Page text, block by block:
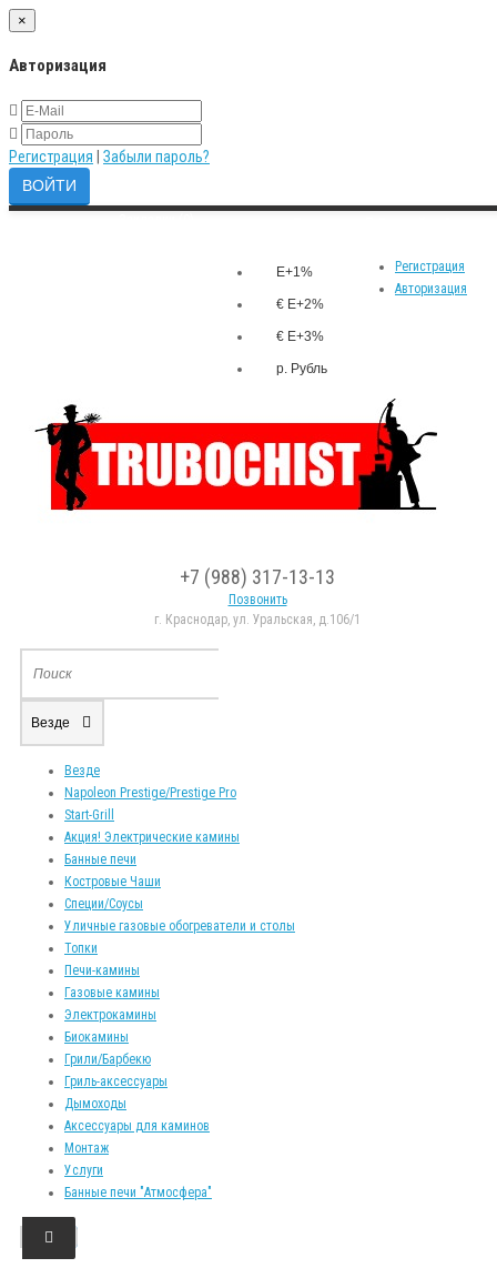
×
Авторизация
Регистрация Забыли пароль?
Регистрация
Авторизация
E+1%
€ E+2%
€ E+3%
р. Рубль
+7 (988) 317-13-13
Позвонить
г. Краснодар, ул. Уральская, д.106/1
Везде
Везде
Napoleon Prestige/Prestige Pro
Start-Grill
Акция! Электрические камины
Банные печи
Костровые Чаши
Специи/Соусы
Уличные газовые обогреватели и столы
Топки
Печи-камины
Газовые камины
Электрокамины
Биокамины
Грили/Барбекю
Гриль-аксессуары
Дымоходы
Аксессуары для каминов
Монтаж
Услуги
Банные печи "Атмосфера"